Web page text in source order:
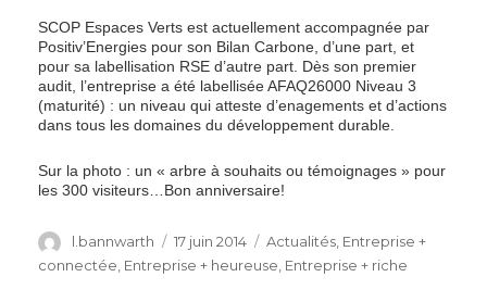
SCOP Espaces Verts est actuellement accompagnée par
Positiv’Energies pour son Bilan Carbone, d’une part, et
pour sa labellisation RSE d’autre part. Dès son premier
audit, l’entreprise a été labellisée AFAQ26000 Niveau 3
(maturité) : un niveau qui atteste d’enagements et d’actions
dans tous les domaines du développement durable.
Sur la photo : un « arbre à souhaits ou témoignages » pour
les 300 visiteurs…Bon anniversaire!
Author
l.bannwarth
Posted
on
17 juin 2014 Categories
Actualités, Entreprise +
connectée Entreprise + heureuse Entreprise + riche